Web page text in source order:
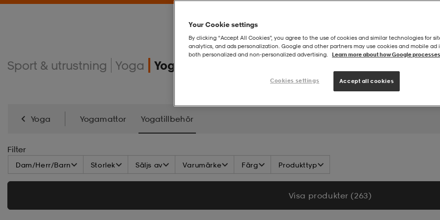
Sport & utrustning Yoga Yogatillbehör
Yoga Yogamattor Yogatillbehör
Filter
Dam/Herr/Barn Storlek Säljs av Varumärke Färg Produkttyp
Visa produkter (263)
Your Cookie settings
By clicking “Accept All Cookies”, you agree to the use of cookies and similar technologies for
analytics, and ads personalization. Google and other partners may use cookies and mobile ad
both personalized and non‑personalized advertising.
Learn more about how Google
Cookies settings Accept all cookies